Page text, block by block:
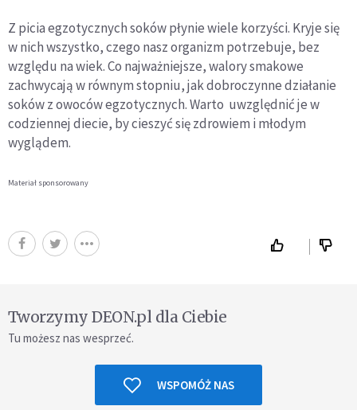
Z picia egzotycznych soków płynie wiele korzyści. Kryje się
w nich wszystko, czego nasz organizm potrzebuje, bez
względu na wiek. Co najważniejsze, walory smakowe
zachwycają w równym stopniu, jak dobroczynne działanie
soków z owoców egzotycznych. Warto uwzględnić je w
codziennej diecie, by cieszyć się zdrowiem i młodym
wyglądem.
Materiał sponsorowany
Tworzymy DEON.pl dla Ciebie
Tu możesz nas wesprzeć.
WSPOMÓŻ NAS